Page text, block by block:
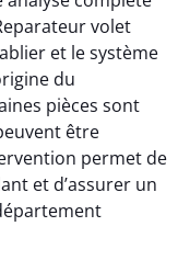
volet
et le système
du
pièces sont
être
permet de
et d’assurer un